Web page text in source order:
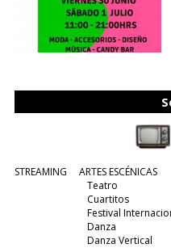
STREAMING
ARTES ESCÉNICAS
Teatro
Cuartitos
Festival
Danza
Danza Vertical